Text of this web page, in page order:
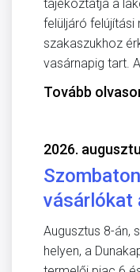
tájékoztatja a
felüljáró felújítási
szakaszukhoz
vasárnapig tart.
Tovább
2026.
vásárlókat
Augusztus 8-án,
helyen, a